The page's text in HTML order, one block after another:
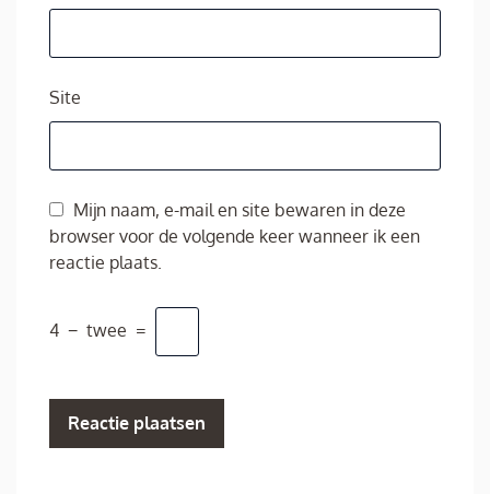
Site
Mijn naam, e-mail en site bewaren in deze
browser voor de volgende keer wanneer ik een
reactie plaats.
4 − twee =